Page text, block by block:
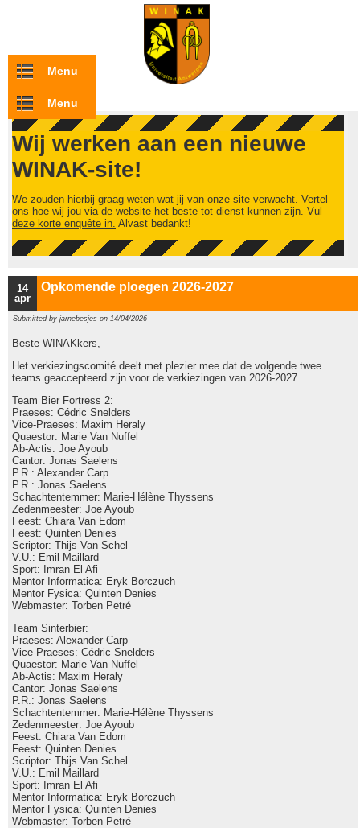
Overslaan en naar de inhoud gaan
Menu
Menu
Wij werken aan een nieuwe
WINAK-site!
We zouden hierbij graag weten wat jij van onze site verwacht. Vertel
ons hoe wij jou via de website het beste tot dienst kunnen zijn. Vul
deze korte enquête in. Alvast bedankt!
14
apr
Opkomende ploegen 2026-2027
Submitted by jarnebesjes on 14/04/2026
Beste WINAKkers,
Het verkiezingscomité deelt met plezier mee dat de volgende twee
teams geaccepteerd zijn voor de verkiezingen van 2026-2027.
Team Bier Fortress 2:
Praeses: Cédric Snelders
Vice-Praeses: Maxim Heraly
Quaestor: Marie Van Nuffel
Ab-Actis: Joe Ayoub
Cantor: Jonas Saelens
P.R.: Alexander Carp
P.R.: Jonas Saelens
Schachtentemmer: Marie-Hélène Thyssens
Zedenmeester: Joe Ayoub
Feest: Chiara Van Edom
Feest: Quinten Denies
Scriptor: Thijs Van Schel
V.U.: Emil Maillard
Sport: Imran El Afi
Mentor Informatica: Eryk Borczuch
Mentor Fysica: Quinten Denies
Webmaster: Torben Petré
Team Sinterbier:
Praeses: Alexander Carp
Vice-Praeses: Cédric Snelders
Quaestor: Marie Van Nuffel
Ab-Actis: Maxim Heraly
Cantor: Jonas Saelens
P.R.: Jonas Saelens
Schachtentemmer: Marie-Hélène Thyssens
Zedenmeester: Joe Ayoub
Feest: Chiara Van Edom
Feest: Quinten Denies
Scriptor: Thijs Van Schel
V.U.: Emil Maillard
Sport: Imran El Afi
Mentor Informatica: Eryk Borczuch
Mentor Fysica: Quinten Denies
Webmaster: Torben Petré